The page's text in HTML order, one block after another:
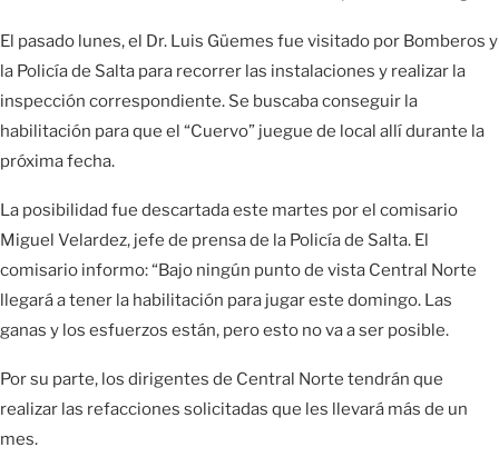
El pasado lunes, el Dr. Luis Güemes fue visitado por Bomberos y
la Policía de Salta para recorrer las instalaciones y realizar la
inspección correspondiente. Se buscaba conseguir la
habilitación para que el “Cuervo” juegue de local allí durante la
próxima fecha.
La posibilidad fue descartada este martes por el comisario
Miguel Velardez, jefe de prensa de la Policía de Salta. El
comisario informo: “Bajo ningún punto de vista Central Norte
llegará a tener la habilitación para jugar este domingo. Las
ganas y los esfuerzos están, pero esto no va a ser posible.
Por su parte, los dirigentes de Central Norte tendrán que
realizar las refacciones solicitadas que les llevará más de un
mes.